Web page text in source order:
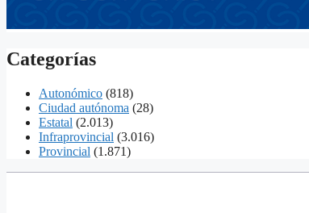
Categorías
Autonómico (818)
Ciudad autónoma (28)
Estatal (2.013)
Infraprovincial (3.016)
Provincial (1.871)